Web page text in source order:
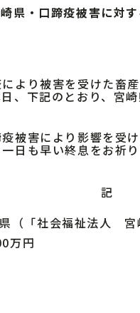
県・口蹄疫被害に対
より被害を受けた畜
、下記のとおり、宮
被害により影響を受
日も早い終息をお祈り
記
（「社会福祉法人 宮
万円